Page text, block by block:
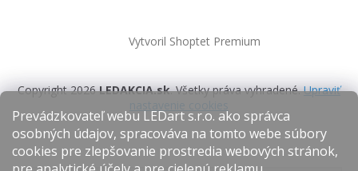
Prevádzkovateľ webu LEDart s.r.o. ako správca
osobných údajov, spracováva na tomto webe súbory
cookies pre zlepšovanie prostredia webových stránok,
Vytvoril Shoptet Premium
Copyright 2026LEDAKCIA.sk. Všetky práva vyhradené.Upraviť